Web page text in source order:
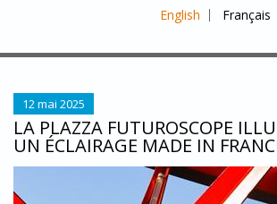
English Français
12 mai 2025
LA PLAZZA FUTUROSCOPE
UN ÉCLAIRAGE MADE IN
1.JPG